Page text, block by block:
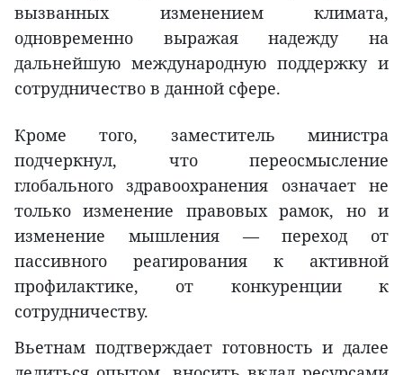
вызванных изменением климата,
одновременно выражая надежду на
дальнейшую международную поддержку и
сотрудничество в данной сфере.
Кроме того, заместитель министра
подчеркнул, что переосмысление
глобального здравоохранения означает не
только изменение правовых рамок, но и
изменение мышления — переход от
пассивного реагирования к активной
профилактике, от конкуренции к
сотрудничеству.
Вьетнам подтверждает готовность и далее